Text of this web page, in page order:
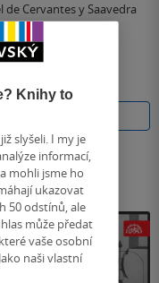
de Cervantes y Saavedra
Knihy to
slyšeli. I my je
informací,
mohli jsme ho
ukazovat
50 odstínů, ale
může předat
vaše osobní
naši vlastní